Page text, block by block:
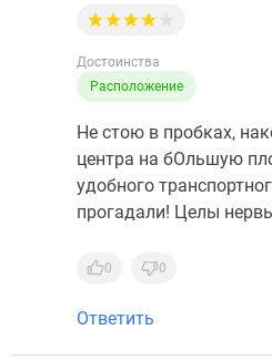
Достоинства
Расположение
Не стою в пробках,
центра на бОльшую
удобного
прогадали! Целы
0 0
Ответить